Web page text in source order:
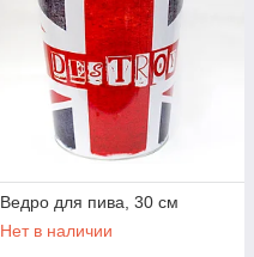
Ведро для пива, 30 см
Нет в наличии